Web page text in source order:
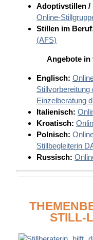
Adoptivstillen /
Online-
Stillen im
(AFS)
Angebote in
Englisch:
Stillvorbereitung
Einzelberatung
Italienisch:
Kroatisch:
Polnisch:
Stillbegleiterin
Russisch:
STILL-